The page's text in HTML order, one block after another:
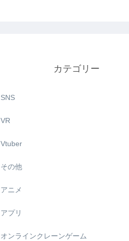
カテゴリー
SNS
VR
Vtuber
その他
アニメ
アプリ
オンラインクレーンゲーム